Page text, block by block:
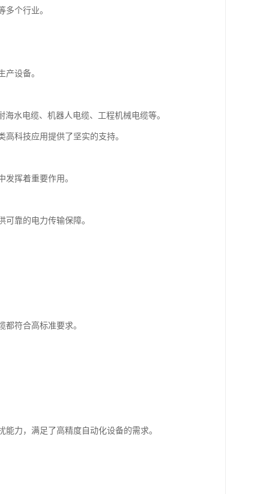
个行业。
设备。
水电缆、机器人电缆、工程机械电缆等。
科技应用提供了坚实的支持。
挥着重要作用。
靠的电力传输保障。
符合高标准要求。
力，满足了高精度自动化设备的需求。